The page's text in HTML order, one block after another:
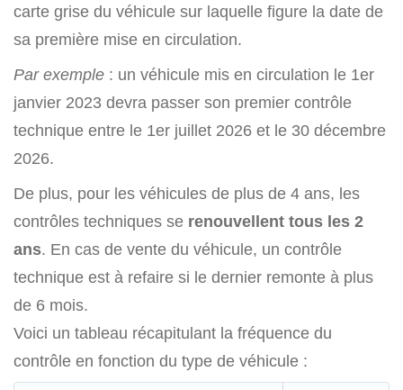
carte grise du véhicule sur laquelle figure la date de
sa première mise en circulation.
Par exemple : un véhicule mis en circulation le 1er
janvier 2023 devra passer son premier contrôle
technique entre le 1er juillet 2026 et le 30 décembre
2026.
De plus, pour les véhicules de plus de 4 ans, les
contrôles techniques se renouvellent tous les 2
ans. En cas de vente du véhicule, un contrôle
technique est à refaire si le dernier remonte à plus
de 6 mois.
Voici un tableau récapitulant la fréquence du
contrôle en fonction du type de véhicule :